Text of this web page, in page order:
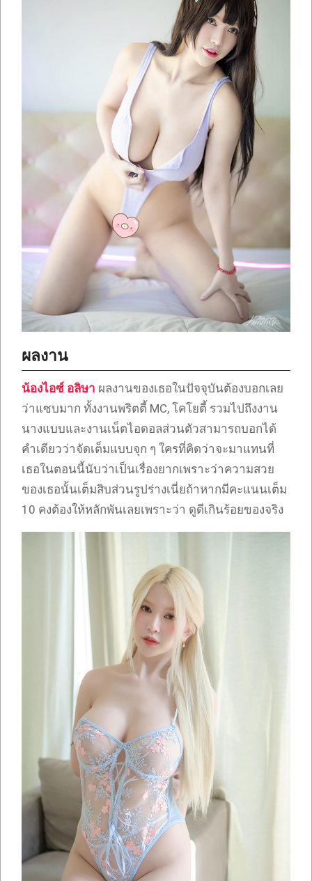
ผลงาน
น้องไอซ์ อลิษา ผลงานของเธอในปัจจุบันต้องบอกเลย
ว่าแซบมาก ทั้งงานพริตตี้ MC, โคโยตี้ รวมไปถึงงาน
นางแบบและงานเน็ตไอดอลส่วนตัวสามารถบอกได้
คำเดียวว่าจัดเต็มแบบจุก ๆ ใครที่คิดว่าจะมาแทนที่
เธอในตอนนี้นับว่าเป็นเรื่องยากเพราะว่าความสวย
ของเธอนั้นเต็มสิบส่วนรูปร่างเนี่ยถ้าหากมีคะแนนเต็ม
10 คงต้องให้หลักพันเลยเพราะว่า ดูดีเกินร้อยของจริง